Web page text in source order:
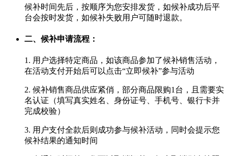
候补时间先后，按顺序为您安排发货，如候补成功后平
台会按时发货，如候补失败用户可随时退款。
二、候补申请流程：
1. 用户选择特定商品，如该商品参加了候补销售活动，
在活动支付开始后可以点击“立即候补”参与活动
2. 候补销售商品供应紧俏，部分商品限购1台，且需要实
名认证（填写真实姓名、身份证号、手机号、银行卡并
完成校验）
3. 用户支付全款后则成功参与候补活动，同时会提示您
候补结果的通知时间